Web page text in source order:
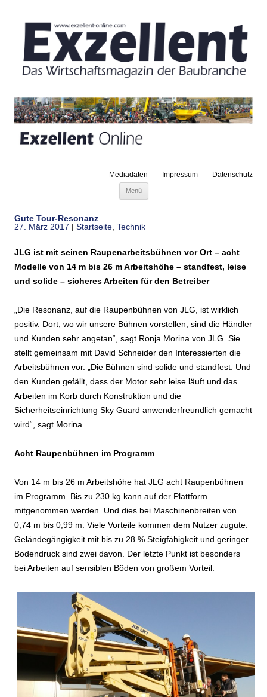
Mediadaten Impressum Datenschutz
Menü
Gute Tour-Resonanz
27. März 2017 | Startseite Technik
JLG ist mit seinen Raupenarbeitsbühnen vor Ort – acht
Modelle von 14 m bis 26 m Arbeitshöhe – standfest, leise
und solide – sicheres Arbeiten für den Betreiber
„Die Resonanz, auf die Raupenbühnen von JLG, ist wirklich
positiv. Dort, wo wir unsere Bühnen vorstellen, sind die Händler
und Kunden sehr angetan“, sagt Ronja Morina von JLG. Sie
stellt gemeinsam mit David Schneider den Interessierten die
Arbeitsbühnen vor. „Die Bühnen sind solide und standfest. Und
den Kunden gefällt, dass der Motor sehr leise läuft und das
Arbeiten im Korb durch Konstruktion und die
Sicherheitseinrichtung Sky Guard anwenderfreundlich gemacht
wird“, sagt Morina.
Acht Raupenbühnen im Programm
Von 14 m bis 26 m Arbeitshöhe hat JLG acht Raupenbühnen
im Programm. Bis zu 230 kg kann auf der Plattform
mitgenommen werden. Und dies bei Maschinenbreiten von
0,74 m bis 0,99 m. Viele Vorteile kommen dem Nutzer zugute.
Geländegängigkeit mit bis zu 28 % Steigfähigkeit und geringer
Bodendruck sind zwei davon. Der letzte Punkt ist besonders
bei Arbeiten auf sensiblen Böden von großem Vorteil.